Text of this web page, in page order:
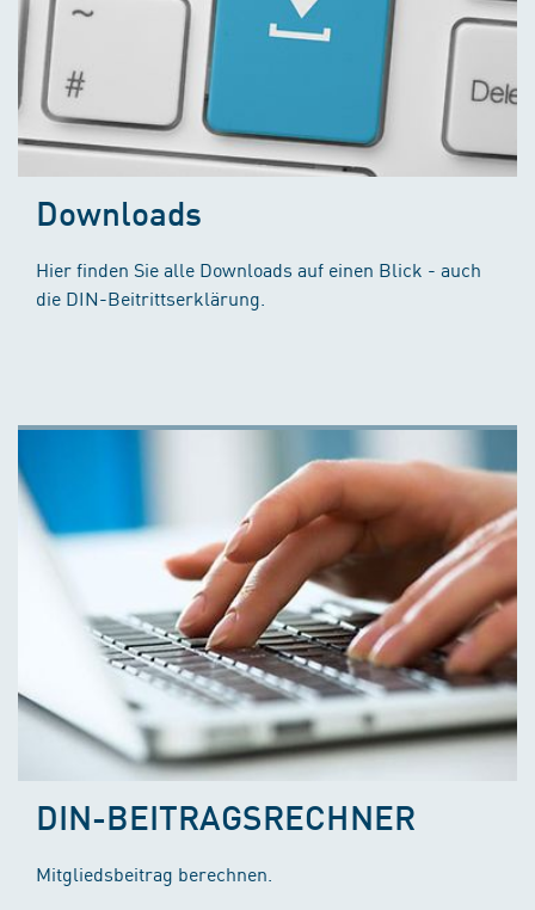
Downloads
Hier finden Sie alle Downloads auf einen Blick - auch
die DIN-Beitrittserklärung.
DIN-BEITRAGSRECHNER
Mitgliedsbeitrag berechnen.